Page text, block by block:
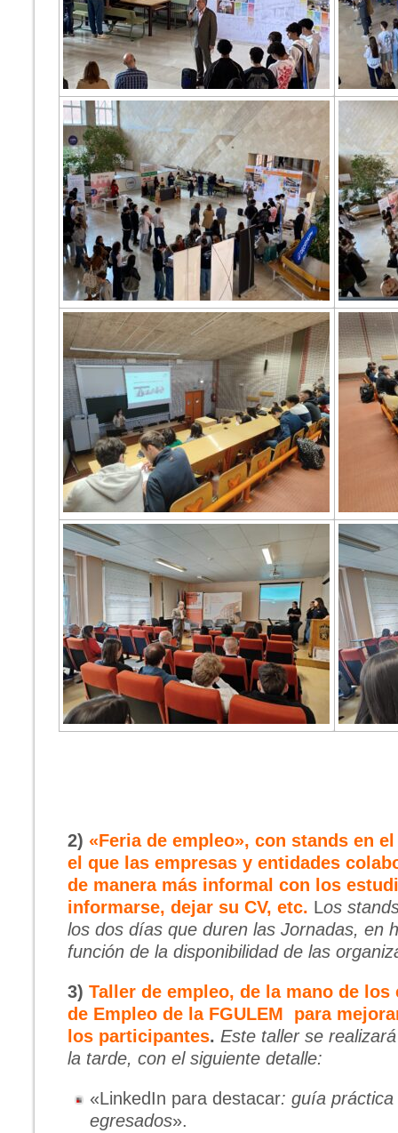
2) «Feria de empleo», con stands en
el que las empresas y entidades
de manera más informal con los
informarse, dejar su CV, etc. Los
los dos días que duren las Jornadas, en
función de la disponibilidad de las
3) Taller de empleo, de la mano de los
de Empleo de la FGULEM
para
los participantes. Este taller se
la tarde, con el siguiente detalle:
«LinkedIn para destacar: guía
egresados».